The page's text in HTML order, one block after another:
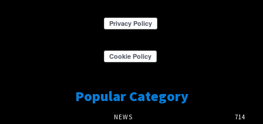
Popular Category
NEWS 714